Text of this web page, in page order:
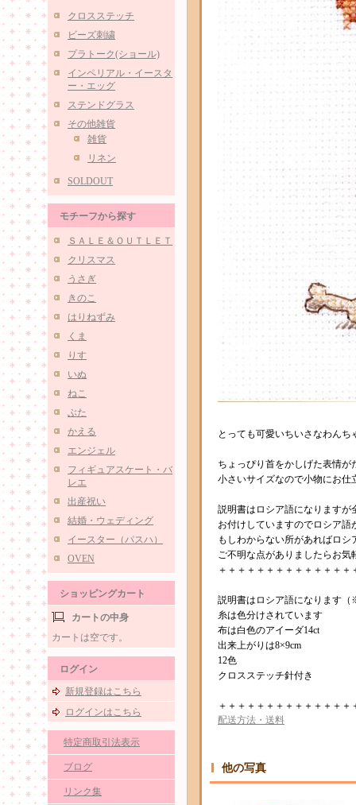
クロスステッチ
ビーズ刺繍
プラトーク(ショール)
インペリアル・イースタ
ー・エッグ
ステンドグラス
その他雑貨
雑貨
リネン
SOLDOUT
モチーフから探す
ＳＡＬＥ＆ＯＵＴＬＥＴ
クリスマス
うさぎ
きのこ
はりねずみ
くま
りす
いぬ
ねこ
ぶた
かえる
エンジェル
フィギュアスケート・バ
レエ
出産祝い
結婚・ウェディング
イースター（パスハ）
OVEN
ショッピングカート
カートの中身
カートは空です。
ログイン
新規登録はこちら
ログインはこちら
特定商取引法表示
ブログ
リンク集
とっても可愛いちいさなわん
ちょっぴり首をかしげた表情が
小さいサイズなので小物にお
説明書はロシア語になりますが
お付けしていますのでロシア
もしわからない所があればロ
ご不明な点がありましたらお気
＋＋＋＋＋＋＋＋＋＋＋＋＋
説明書はロシア語になります
糸は色分けされています
布は白色のアイーダ14ct
出来上がりは8×9cm
12色
クロスステッチ針付き
＋＋＋＋＋＋＋＋＋＋＋＋＋
配送方法・送料
他の写真